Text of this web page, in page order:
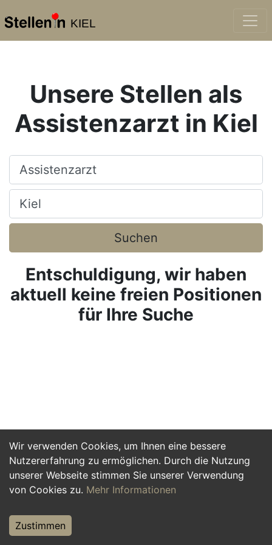
KIEL
Wir verwenden Cookies, um Ihnen eine bessere
Nutzererfahrung zu ermöglichen. Durch die Nutzung
unserer Webseite stimmen Sie unserer Verwendung
von Cookies zu. Mehr Informationen
Zustimmen
Unsere Stellen als
Assistenzarzt in Kiel
Beruf, Fachrichtung, Firma
Ort, Stadt
Suchen
Entschuldigung, wir haben
aktuell keine freien Positionen
für Ihre Suche